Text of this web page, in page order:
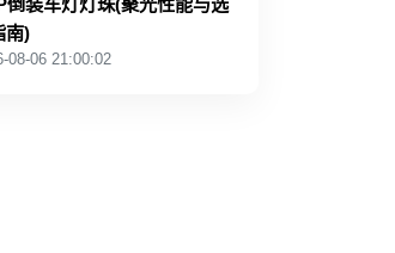
倒装车灯灯珠(聚光性能与选
南)
08-06 21:00:02